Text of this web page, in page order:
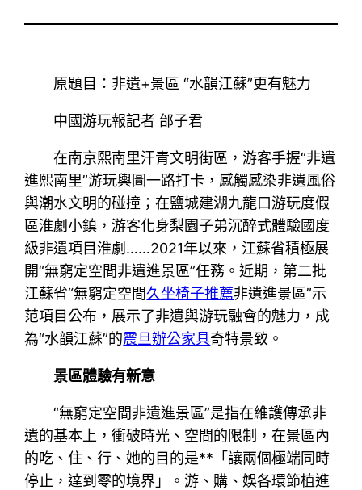
原題目：非遺+景區 “水韻江蘇”更有魅力
中國游玩報記者 邰子君
在南京熙南里汗青文明街區，游客手握“非遺
進熙南里”游玩輿圖一路打卡，感觸感染非遺風俗
與潮水文明的碰撞；在鹽城建湖九龍口游玩度假
區淮劇小鎮，游客化身梨園子弟沉醉式體驗國度
級非遺項目淮劇……2021年以來，江蘇省積極展
開“無窮定空間非遺進景區”任務。近期，第二批
江蘇省“無窮定空間久坐椅子推薦非遺進景區”示
范項目公布，展示了非遺與游玩融會的魅力，成
為“水韻江蘇”的震旦辦公家具奇特景致。
景區體驗有新意
“無窮定空間非遺進景區”是指在維護傳承非
遺的基本上，衝破時光、空間的限制，在景區內
的吃、住、行、她的目的是**「讓兩個極端同時
停止，達到零的境界」。游、購、娛各環節植進